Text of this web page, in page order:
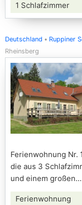
1 Schlafzimmer
Deutschland Ruppiner
Rheinsberg
Ferienwohnung Nr.
die aus 3
und einem großen
Ferienwohnung